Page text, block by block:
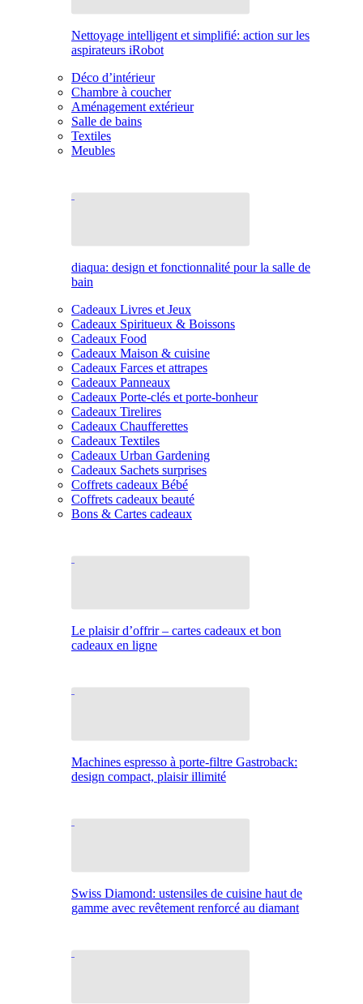
Nettoyage intelligent et simplifié: action sur les
aspirateurs iRobot
Déco d’intérieur
Chambre à coucher
Aménagement extérieur
Salle de bains
Textiles
Meubles
diaqua: design et fonctionnalité pour la salle de
bain
Cadeaux Livres et Jeux
Cadeaux Spiritueux & Boissons
Cadeaux Food
Cadeaux Maison & cuisine
Cadeaux Farces et attrapes
Cadeaux Panneaux
Cadeaux Porte-clés et porte-bonheur
Cadeaux Tirelires
Cadeaux Chaufferettes
Cadeaux Textiles
Cadeaux Urban Gardening
Cadeaux Sachets surprises
Coffrets cadeaux Bébé
Coffrets cadeaux beauté
Bons & Cartes cadeaux
Le plaisir d’offrir – cartes cadeaux et bon
cadeaux en ligne
Machines espresso à porte-filtre Gastroback:
design compact, plaisir illimité
Swiss Diamond: ustensiles de cuisine haut de
gamme avec revêtement renforcé au diamant